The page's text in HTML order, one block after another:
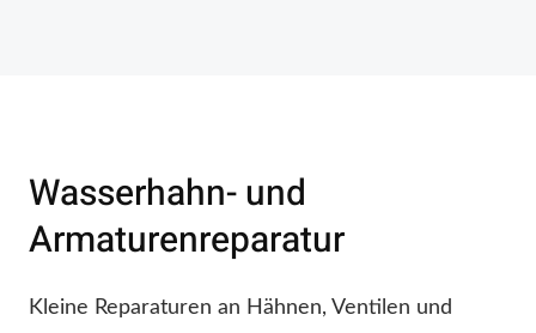
Wasserhahn- und
Armaturenreparatur
Kleine Reparaturen an Hähnen, Ventilen und